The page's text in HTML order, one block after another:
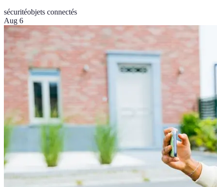
sécuritéobjets connectés
Aug 6